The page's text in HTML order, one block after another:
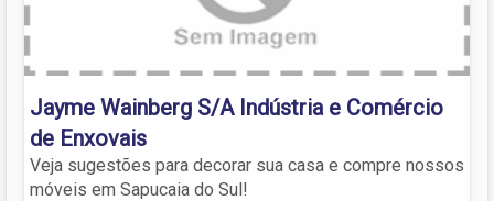
Jayme Wainberg S/A Indústria e Comércio
de Enxovais
Veja sugestões para decorar sua casa e compre nossos
móveis em Sapucaia do Sul!